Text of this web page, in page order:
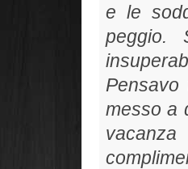
e le
peggio.
messo a